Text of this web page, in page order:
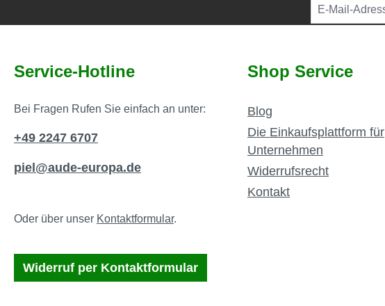
Service-Hotline
Bei Fragen Rufen Sie einfach an unter:
+49 2247 6707
piel@aude-europa.de
Oder über unser Kontaktformular.
Widerruf per Kontaktformular
Shop Service
Blog
Die Einkaufsplattform für
Unternehmen
Widerrufsrecht
Kontakt